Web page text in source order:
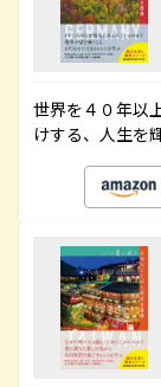
世界を４０年以
けする、人生を